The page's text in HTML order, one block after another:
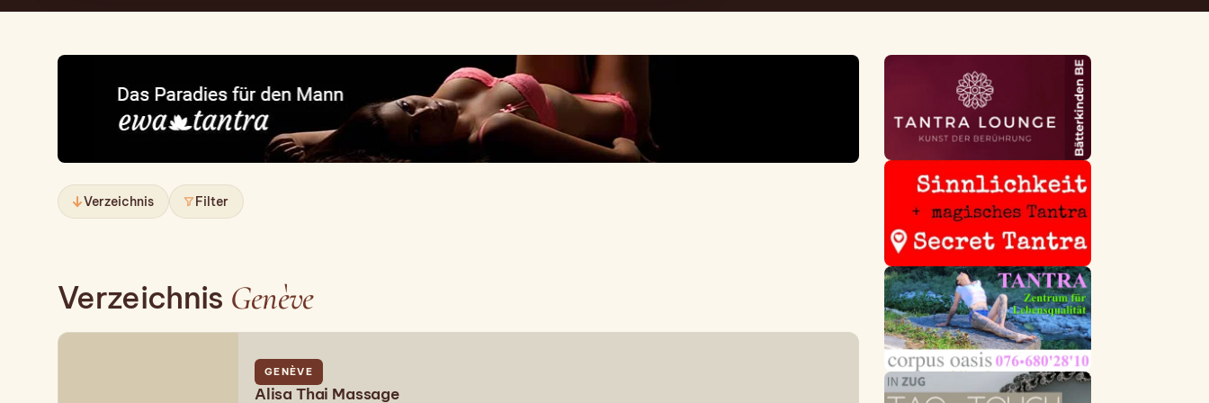
Verzeichnis Filter
Verzeichnis Genève
GENÈVE
Alisa Thai Massage